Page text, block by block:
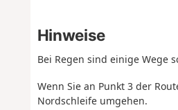
Hinweise
Bei Regen sind einige Wege
Wenn Sie an Punkt 3 der
Nordschleife umgehen.